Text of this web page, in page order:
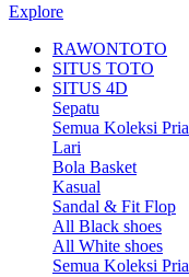
Explore
RAWONTOTO
SITUS TOTO
SITUS 4D
Sepatu
Semua Koleksi Pria
Lari
Bola Basket
Kasual
Sandal & Fit Flop
All Black shoes
All White shoes
Semua Koleksi Pria